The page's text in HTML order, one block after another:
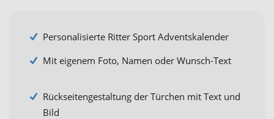
Personalisierte Ritter Sport Adventskalender
Mit eigenem Foto, Namen oder Wunsch-Text
Rückseitengestaltung der Türchen mit Text und
Bild